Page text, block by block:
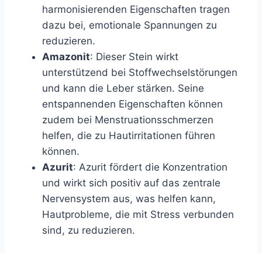
harmonisierenden Eigenschaften tragen
dazu bei, emotionale Spannungen zu
reduzieren.
Amazonit: Dieser Stein wirkt
unterstützend bei Stoffwechselstörungen
und kann die Leber stärken. Seine
entspannenden Eigenschaften können
zudem bei Menstruationsschmerzen
helfen, die zu Hautirritationen führen
können.
Azurit: Azurit fördert die Konzentration
und wirkt sich positiv auf das zentrale
Nervensystem aus, was helfen kann,
Hautprobleme, die mit Stress verbunden
sind, zu reduzieren.